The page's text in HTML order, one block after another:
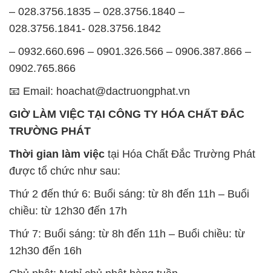
– 028.3756.1835 – 028.3756.1840 –
028.3756.1841- 028.3756.1842
– 0932.660.696 – 0901.326.566 – 0906.387.866 –
0902.765.866
📧 Email: hoachat@dactruongphat.vn
GIỜ LÀM VIỆC TẠI CÔNG TY HÓA CHẤT ĐẮC
TRƯỜNG PHÁT
Thời gian làm việc tại Hóa Chất Đắc Trường Phát
được tổ chức như sau:
Thứ 2 đến thứ 6: Buổi sáng: từ 8h đến 11h – Buổi
chiều: từ 12h30 đến 17h
Thứ 7: Buổi sáng: từ 8h đến 11h – Buổi chiều: từ
12h30 đến 16h